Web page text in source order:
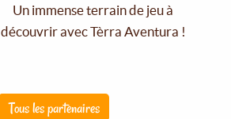
Un immense terrain de jeu à
découvrir avec Tèrra Aventura !
Tous les partenaires